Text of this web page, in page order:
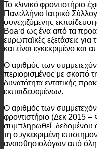
Το κλινικό φροντιστήριο
Πανελλήνιο Ιατρικό
συνεχιζόμενης
Board ως ένα από τα
ευρωπαϊκές εξετάσεις
και είναι εγκεκριμένο και
Ο αριθμός των
περιορισμένος με σκοπό
δυνατότητα εντατικής
εκπαιδευομένων.
Ο αριθμός των
φροντιστήριο (Δεκ 2015 –
συμπληρωθεί, δεδομένου
τη συγκεκριμένη
αναισθησιολόγων από όλη